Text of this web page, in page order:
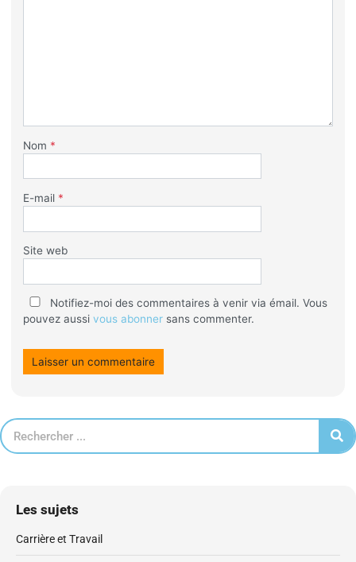
Nom *
E-mail *
Site web
Notifiez-moi des commentaires à venir via émail. Vous
pouvez aussi vous abonnersans commenter.
Les sujets
Carrière et Travail